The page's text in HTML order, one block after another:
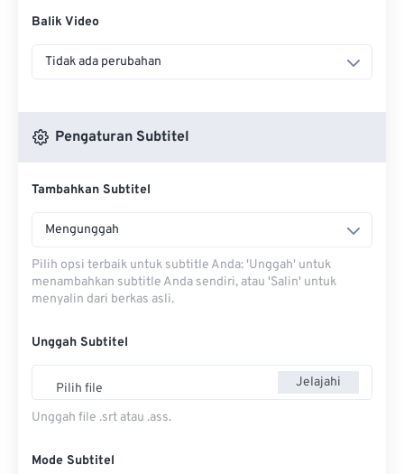
Balik Video
Tidak ada perubahan
Pengaturan Subtitel
Tambahkan Subtitel
Mengunggah
Pilih opsi terbaik untuk subtitle Anda: 'Unggah' untuk
menambahkan subtitle Anda sendiri, atau 'Salin' untuk
menyalin dari berkas asli.
Unggah Subtitel
Pilih file Jelajahi
Unggah file .srt atau .ass.
Mode Subtitel